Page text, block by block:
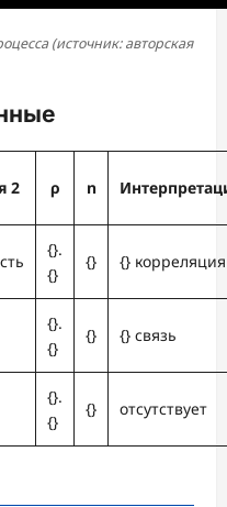
(источник: авторская
2 ρ n
{}.
{}
{} {} корреляция
{}.
{}
{} {} связь
{}.
{}
{} отсутствует